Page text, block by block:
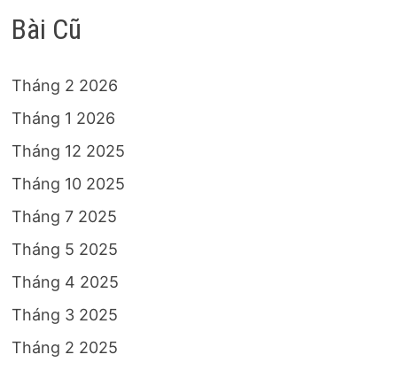
Bài Cũ
Tháng 2 2026
Tháng 1 2026
Tháng 12 2025
Tháng 10 2025
Tháng 7 2025
Tháng 5 2025
Tháng 4 2025
Tháng 3 2025
Tháng 2 2025